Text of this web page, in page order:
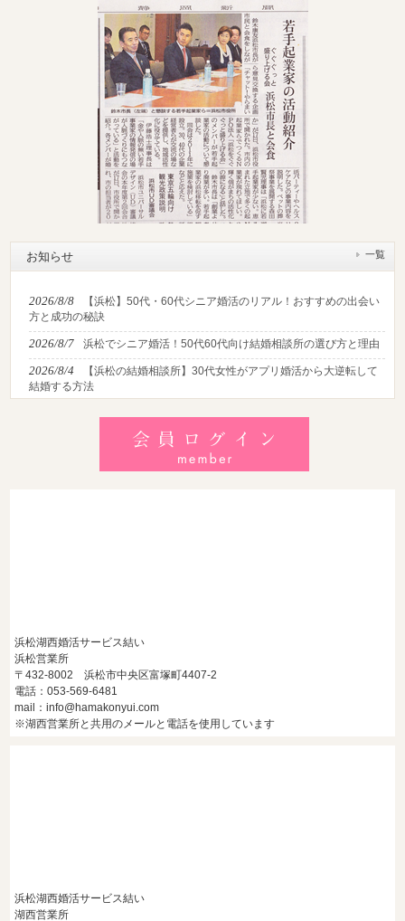
お知らせ 一覧
2026/8/8
【浜松】50代・60代シニア婚活のリアル！おすすめの出会い
方と成功の秘訣
2026/8/7 浜松でシニア婚活！50代60代向け結婚相談所の選び方と理由
2026/8/4
【浜松の結婚相談所】30代女性がアプリ婚活から大逆転して
結婚する方法
しいデートの服装・スポット徹底解説
【浜松】アラフォー男性が婚活で無双する3つの戦略！30代
後半・40代からの大人の成婚術
浜松湖西婚活サービス結い
浜松営業所
〒432-8002 浜松市中央区富塚町4407-2
電話：053-569-6481
mail：info@hamakonyui.com
※湖西営業所と共用のメールと電話を使用しています
浜松湖西婚活サービス結い
湖西営業所